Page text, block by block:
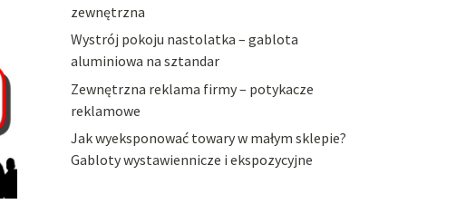
zewnętrzna
Wystrój pokoju nastolatka – gablota
aluminiowa na sztandar
Zewnętrzna reklama firmy – potykacze
reklamowe
Jak wyeksponować towary w małym sklepie?
Gabloty wystawiennicze i ekspozycyjne